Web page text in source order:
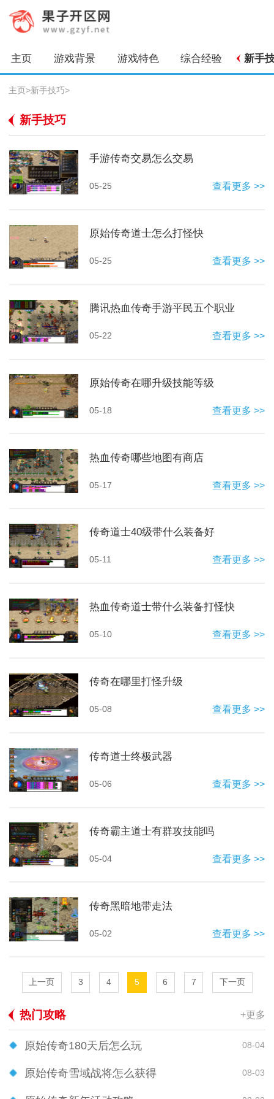
主页 游戏背景 游戏特色 综合经验 新手
主页>新手技巧>
新手技巧
手游传奇交易怎么交易
05-25 查看更多 >>
原始传奇道士怎么打怪快
05-25 查看更多 >>
腾讯热血传奇手游平民五个职业
05-22 查看更多 >>
原始传奇在哪升级技能等级
05-18 查看更多 >>
热血传奇哪些地图有商店
05-17 查看更多 >>
传奇道士40级带什么装备好
05-11 查看更多 >>
热血传奇道士带什么装备打怪快
05-10 查看更多 >>
传奇在哪里打怪升级
05-08 查看更多 >>
传奇道士终极武器
05-06 查看更多 >>
传奇霸主道士有群攻技能吗
05-04 查看更多 >>
传奇黑暗地带走法
05-02 查看更多 >>
上一页 3 4 5 6 7 下一页
热门攻略 +更多
原始传奇180天后怎么玩 08-04
原始传奇雪域战将怎么获得 08-03